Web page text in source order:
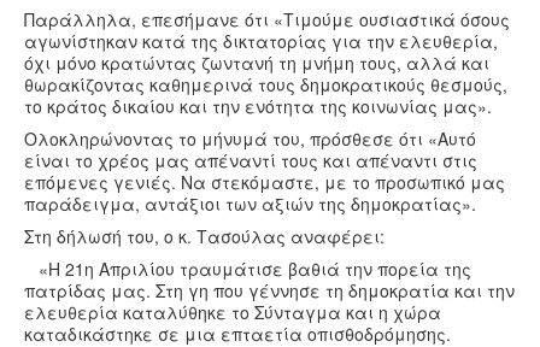
Παράλληλα, επεσήμανε ότι «Τιμούμε ουσιαστικά όσους
αγωνίστηκαν κατά της δικτατορίας για την ελευθερία,
όχι μόνο κρατώντας ζωντανή τη μνήμη τους, αλλά και
θωρακίζοντας καθημερινά τους δημοκρατικούς θεσμούς,
το κράτος δικαίου και την ενότητα της κοινωνίας μας».
Ολοκληρώνοντας το μήνυμά του, πρόσθεσε ότι «Αυτό
είναι το χρέος μας απέναντί τους και απέναντι στις
επόμενες γενιές. Να στεκόμαστε, με το προσωπικό μας
παράδειγμα, αντάξιοι των αξιών της δημοκρατίας».
Στη δήλωσή του, ο κ. Τασούλας αναφέρει:
«Η 21η Απριλίου τραυμάτισε βαθιά την πορεία της
πατρίδας μας. Στη γη που γέννησε τη δημοκρατία και την
ελευθερία καταλύθηκε το Σύνταγμα και η χώρα
καταδικάστηκε σε μια επταετία οπισθοδρόμησης.